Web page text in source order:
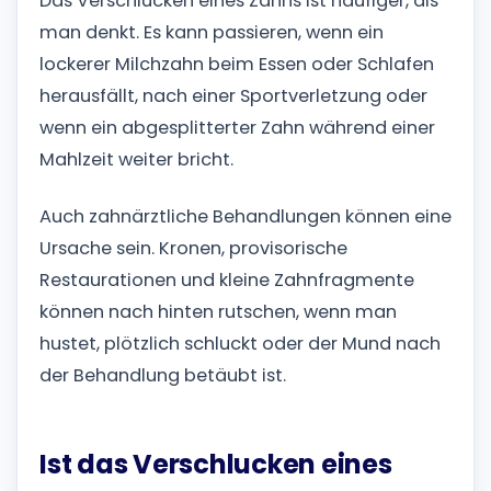
man denkt. Es kann passieren, wenn ein
lockerer Milchzahn beim Essen oder Schlafen
herausfällt, nach einer Sportverletzung oder
wenn ein abgesplitterter Zahn während einer
Mahlzeit weiter bricht.
Auch zahnärztliche Behandlungen können eine
Ursache sein. Kronen, provisorische
Restaurationen und kleine Zahnfragmente
können nach hinten rutschen, wenn man
hustet, plötzlich schluckt oder der Mund nach
der Behandlung betäubt ist.
Ist das Verschlucken eines